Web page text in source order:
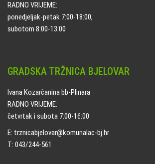
RADNO VRIJEME:
ponedjeljak-petak 7:00-18:00,
subotom 8:00-13:00
GRADSKA TRŽNICA BJELOVAR
Ivana Kozarčanina bb-Plinara
RADNO VRIJEME:
četvrtak i subota 7:00-16:00
E: trznicabjelovar@komunalac-bj.hr
T: 043/244-561